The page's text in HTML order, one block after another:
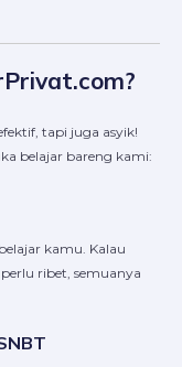
tapi juga asyik!
belajar bareng kami:
kamu. Kalau
ribet, semuanya